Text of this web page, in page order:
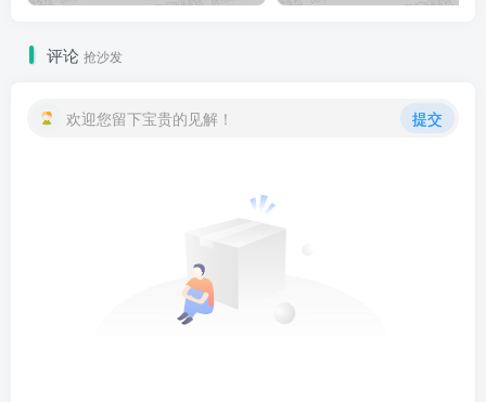
评论 抢沙发
欢迎您留下宝贵的见解！ 提交